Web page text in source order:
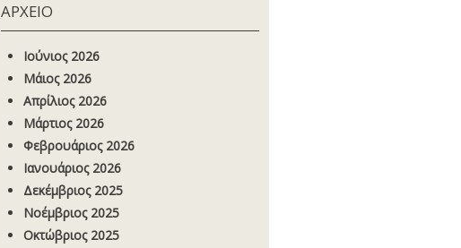
ΑΡΧΕΙΟ
Ιούνιος 2026
Μάιος 2026
Απρίλιος 2026
Μάρτιος 2026
Φεβρουάριος 2026
Ιανουάριος 2026
Δεκέμβριος 2025
Νοέμβριος 2025
Οκτώβριος 2025